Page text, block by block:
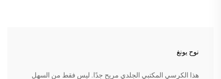
نوح يونغ
هذا الكرسي المكتبي الجلدي مريح جدًا. ليس فقط من السهل